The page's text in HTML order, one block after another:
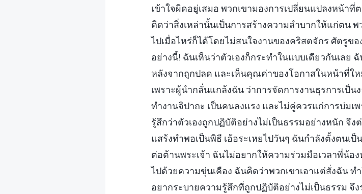
เข้าใจผิดอยู่เสมอ พวกเขามองการเปลี่ยนแปลงหน้า
คิดว่าสิ่งเหล่านั้นเป็นการสร้างความลำบากให้แก่ตน
ไปเมื่อไหร่ก็ได้โดยไม่สนใจงานของคริสตจักร ศัตรูข
อย่างนี้! ฉันเห็นว่าตัวเองก็กระทำในแบบเดียวกันเลย
หลังจากถูกปลด และเห็นคุณค่าของโอกาสในหน้าที่ใ
เพราะผู้นำกลั่นแกล้งฉัน ว่าการจัดการงานธุรการเป็
ทำงานจิปาถะ เป็นคนลงแรง และไม่คู่ควรแก่การบ่มเ
รู้สึกว่าตัวเองถูกปฏิบัติอย่างไม่เป็นธรรมอย่างหนัก จึ
แสร้งทำพอเป็นพิธี เอ้อระเหยไปวันๆ ฉันกำลังตั้งตนเ
ต่อต้านพระเจ้า ฉันไม่อยากให้ความร่วมมือเวลาพี่น้
ไปด้วยความขุ่นเคือง ฉันคิดว่าพวกเขาเอาแต่สั่งฉัน
อยากระบายความรู้สึกที่ถูกปฏิบัติอย่างไม่เป็นธรรม จึ